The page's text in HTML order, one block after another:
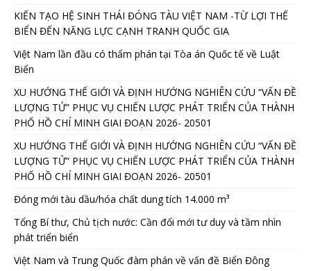
KIẾN TẠO HỆ SINH THÁI ĐÓNG TÀU VIỆT NAM -TỪ LỢI THẾ
BIỂN ĐẾN NĂNG LỰC CẠNH TRANH QUỐC GIA
Việt Nam lần đầu có thẩm phán tại Tòa án Quốc tế về Luật
Biển
XU HƯỚNG THẾ GIỚI VÀ ĐỊNH HƯỚNG NGHIÊN CỨU “VẤN ĐỀ
LƯỢNG TỬ” PHỤC VỤ CHIẾN LƯỢC PHÁT TRIỂN CỦA THÀNH
PHỐ HỒ CHÍ MINH GIAI ĐOẠN 2026- 20501
XU HƯỚNG THẾ GIỚI VÀ ĐỊNH HƯỚNG NGHIÊN CỨU “VẤN ĐỀ
LƯỢNG TỬ” PHỤC VỤ CHIẾN LƯỢC PHÁT TRIỂN CỦA THÀNH
PHỐ HỒ CHÍ MINH GIAI ĐOẠN 2026- 20501
Đóng mới tàu dầu/hóa chất dung tích 14.000 m³
Tổng Bí thư, Chủ tịch nước: Cần đổi mới tư duy và tầm nhìn
phát triển biển
Việt Nam và Trung Quốc đàm phán về vấn đề Biển Đông